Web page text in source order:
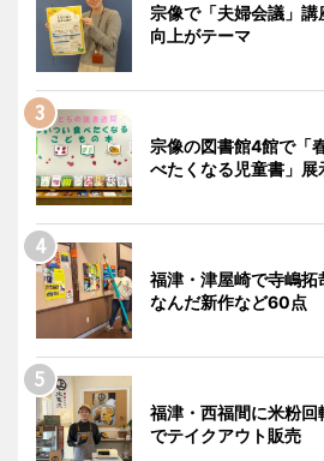
宗像で「夫婦会議」
向上がテーマ
宗像の図書館4館で
べたくなる児童書」展
福津・津屋崎で寺嶋
なんだ新作など60点
福津・西福間に米粉
でテイクアウト販売